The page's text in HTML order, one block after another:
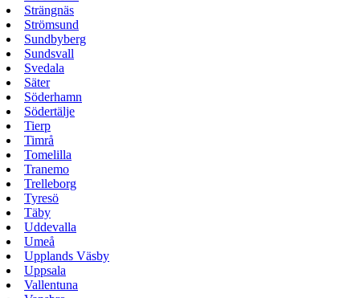
Strängnäs
Strömsund
Sundbyberg
Sundsvall
Svedala
Säter
Söderhamn
Södertälje
Tierp
Timrå
Tomelilla
Tranemo
Trelleborg
Tyresö
Täby
Uddevalla
Umeå
Upplands Väsby
Uppsala
Vallentuna